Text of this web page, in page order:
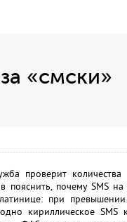
«смски»
проверит
пояснить, почему SMS
при превышении
кириллическое SMS